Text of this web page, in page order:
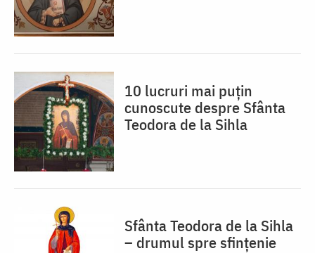
10 lucruri mai puțin
cunoscute despre Sfânta
Teodora de la Sihla
Sfânta Teodora de la Sihla
– drumul spre sfințenie